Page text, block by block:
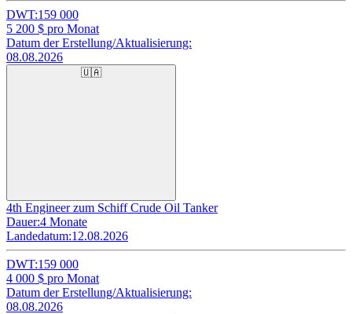
DWT:159 000
5 200 $ pro Monat
Datum der Erstellung/Aktualisierung:
08.08.2026
🇺🇦
4th Engineer zum Schiff Crude Oil Tanker
Dauer:4 Monate
Landedatum:12.08.2026
DWT:159 000
4 000 $ pro Monat
Datum der Erstellung/Aktualisierung:
08.08.2026